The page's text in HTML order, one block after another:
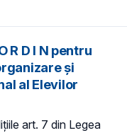
R D I N pentru
şi
al Elevilor
art. 7 din Legea